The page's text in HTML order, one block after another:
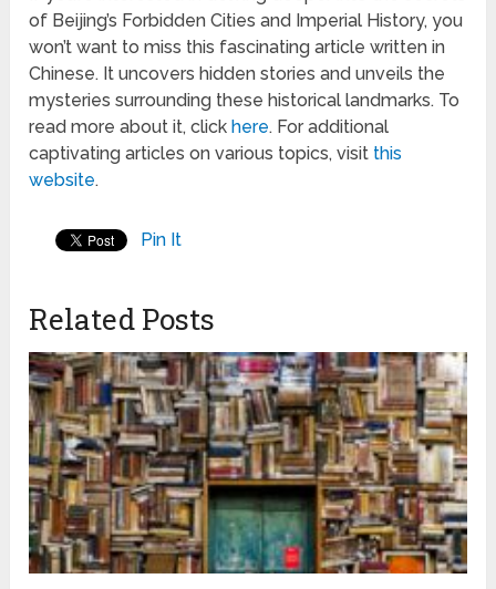
of Beijing’s Forbidden Cities and Imperial History, you
won’t want to miss this fascinating article written in
Chinese. It uncovers hidden stories and unveils the
mysteries surrounding these historical landmarks. To
read more about it, clickhere. For additional
captivating articles on various topics, visit this
website.
Pin It
Related Posts